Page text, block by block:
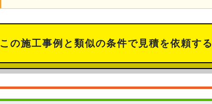
この施工事例と類似の条件で見積を依頼する